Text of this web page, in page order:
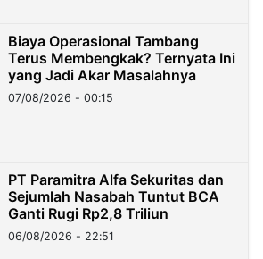
Biaya Operasional Tambang
Terus Membengkak? Ternyata Ini
yang Jadi Akar Masalahnya
07/08/2026 - 00:15
PT Paramitra Alfa Sekuritas dan
Sejumlah Nasabah Tuntut BCA
Ganti Rugi Rp2,8 Triliun
06/08/2026 - 22:51